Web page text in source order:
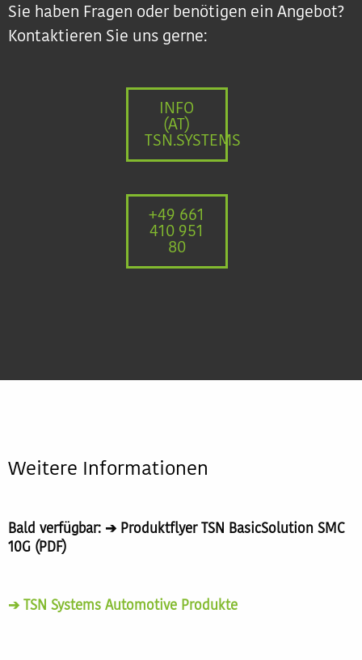
Sie haben Fragen oder benötigen ein Angebot?
Kontaktieren Sie uns gerne:
INFO
(AT)
TSN.SYSTEMS
+49 661
410 951
80
Weitere Informationen
Bald verfügbar: ➔ Produktflyer TSN BasicSolution SMC
10G (PDF)
➔ TSN Systems Automotive Produkte